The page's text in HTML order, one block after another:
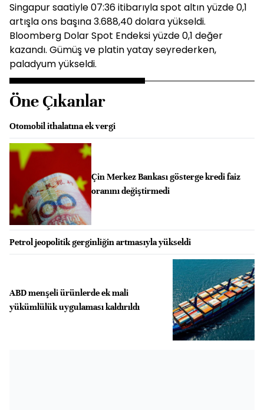
Singapur saatiyle 07:36 itibarıyla spot altın yüzde 0,1
artışla ons başına 3.688,40 dolara yükseldi.
Bloomberg Dolar Spot Endeksi yüzde 0,1 değer
kazandı. Gümüş ve platin yatay seyrederken,
paladyum yükseldi.
Öne Çıkanlar
Otomobil ithalatına ek vergi
Çin Merkez Bankası gösterge kredi faiz
oranını değiştirmedi
Petrol jeopolitik gerginliğin artmasıyla yükseldi
ABD menşeli ürünlerde ek mali
yükümlülük uygulaması kaldırıldı